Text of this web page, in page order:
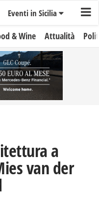
Eventi in Sicilia
& Wine Attualità
a
van der